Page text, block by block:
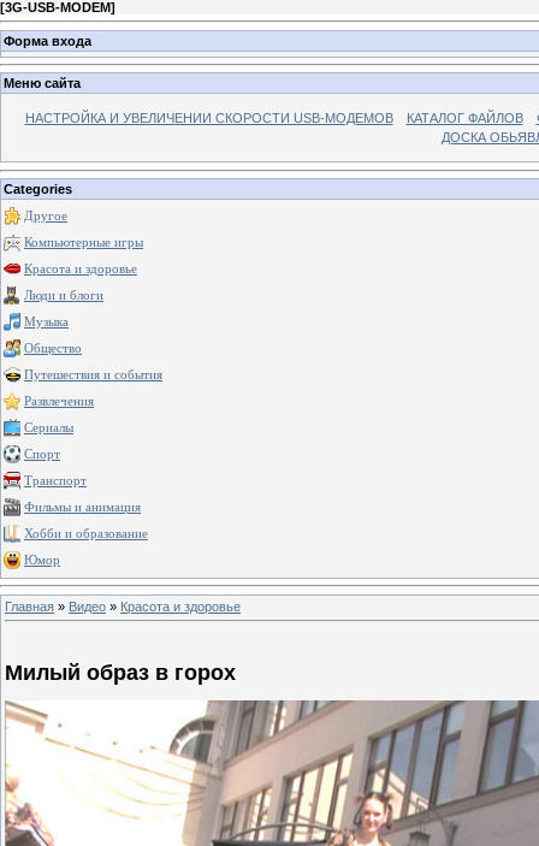
[3G-USB-MODEM]
Форма входа
Меню сайта
НАСТРОЙКА И УВЕЛИЧЕНИИ СКОРОСТИ USB-МОДЕМОВ КАТАЛОГ ФАЙЛОВ
ДОСКА
Categories
Другое
Компьютерные игры
Красота и здоровье
Люди и блоги
Музыка
Общество
Путешествия и события
Развлечения
Сериалы
Спорт
Транспорт
Фильмы и анимация
Хобби и образование
Юмор
Главная » Видео » Красота и здоровье
Милый образ в горох